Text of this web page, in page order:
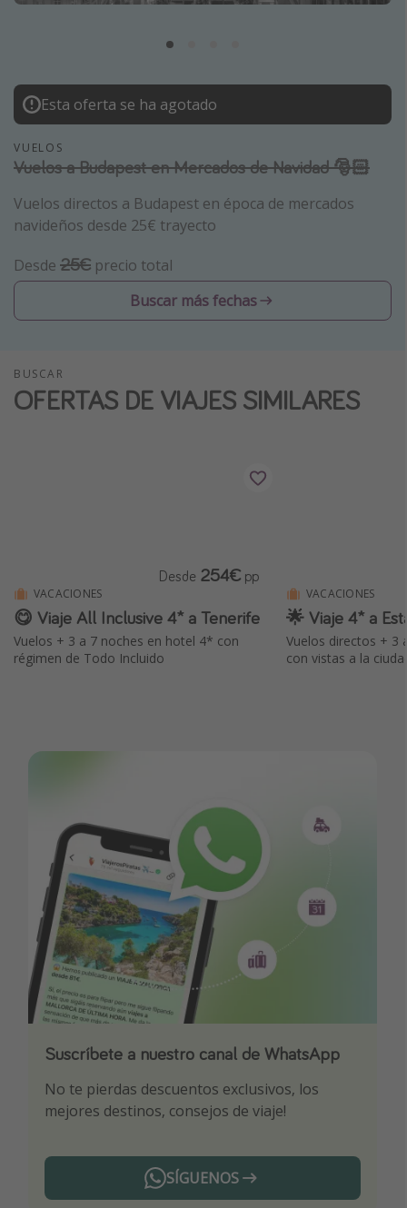
México
Tailandia
Maldivas
Albania
Inspiración para viajes
Camping
Glamping
Viajes en tren
Ofertas para Vacaciones Activas
Viajes en familia
Trabajar en el extranjero
Cruceros por el Mediterráneo
Hoteles más hot de España
Guía de equipaje de mano
El Rey León el musical
Esta oferta se ha agotado
VUELOS
Vuelos a Budapest en Mercados de Navidad 🎅🏻
Vuelos directos a Budapest en época de mercados
navideños desde 25€ trayecto
Desde 25€ precio total
Buscar más fechas
BUSCAR
OFERTAS DE VIAJES SIMILARES
VACACIONES
😋 Viaje All Inclusive 4* a Tenerife
Vuelos + 3 a 7 noches en hotel 4* con
régimen de Todo Incluido
Desde 254€ pp
VACACIONES
🌟 Viaje 4* a
Vuelos directos + 3
con vistas a la
Suscríbete a nuestro canal de WhatsApp
No te pierdas descuentos exclusivos, los
mejores destinos, consejos de viaje!
SÍGUENOS
Descarga nuestra app
Sé el primero en reservar nuestros chollazos
¡Suscríbete a nuestro canal de Telegram!
¡Recibe las mejores ofertas seleccionadas para
ti por nuestros expertos en viajes
Telegram